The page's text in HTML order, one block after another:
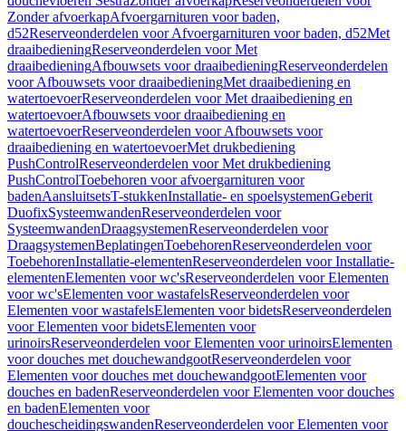
Zonder afvoerkapAfvoergarnituren voor baden,
d52Reserveonderdelen voor Afvoergarnituren voor baden, d52Met
draaibedieningReserveonderdelen voor Met
draaibedieningAfbouwsets voor draaibedieningReserveonderdelen
voor Afbouwsets voor draaibedieningMet draaibediening en
watertoevoerReserveonderdelen voor Met draaibediening en
watertoevoerAfbouwsets voor draaibediening en
watertoevoerReserveonderdelen voor Afbouwsets voor
draaibediening en watertoevoerMet drukbediening
PushControlReserveonderdelen voor Met drukbediening
PushControlToebehoren voor afvoergarnituren voor
badenAansluitsetsT-stukkenInstallatie- en spoelsystemenGeberit
DuofixSysteemwandenReserveonderdelen voor
SysteemwandenDraagsystemenReserveonderdelen voor
DraagsystemenBeplatingenToebehorenReserveonderdelen voor
ToebehorenInstallatie-elementenReserveonderdelen voor Installatie-
elementenElementen voor wc'sReserveonderdelen voor Elementen
voor wc'sElementen voor wastafelsReserveonderdelen voor
Elementen voor wastafelsElementen voor bidetsReserveonderdelen
voor Elementen voor bidetsElementen voor
urinoirsReserveonderdelen voor Elementen voor urinoirsElementen
voor douches met douchewandgootReserveonderdelen voor
Elementen voor douches met douchewandgootElementen voor
douches en badenReserveonderdelen voor Elementen voor douches
en badenElementen voor
douchescheidingswandenReserveonderdelen voor Elementen voor